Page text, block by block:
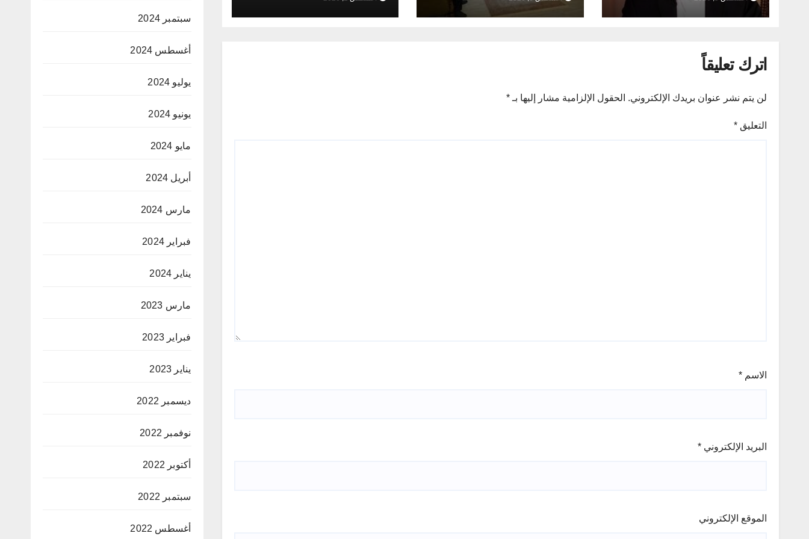
العلمي والثقافي.
اترك تعليقاً
لن يتم نشر عنوان بريدك الإلكتروني. الحقول الإلزامية مشار إليها بـ *
التعليق *
الاسم *
البريد الإلكتروني *
الموقع الإلكتروني
سبتمبر 2024
أغسطس 2024
يوليو 2024
يونيو 2024
مايو 2024
أبريل 2024
مارس 2024
فبراير 2024
يناير 2024
مارس 2023
فبراير 2023
يناير 2023
ديسمبر 2022
نوفمبر 2022
أكتوبر 2022
سبتمبر 2022
أغسطس 2022